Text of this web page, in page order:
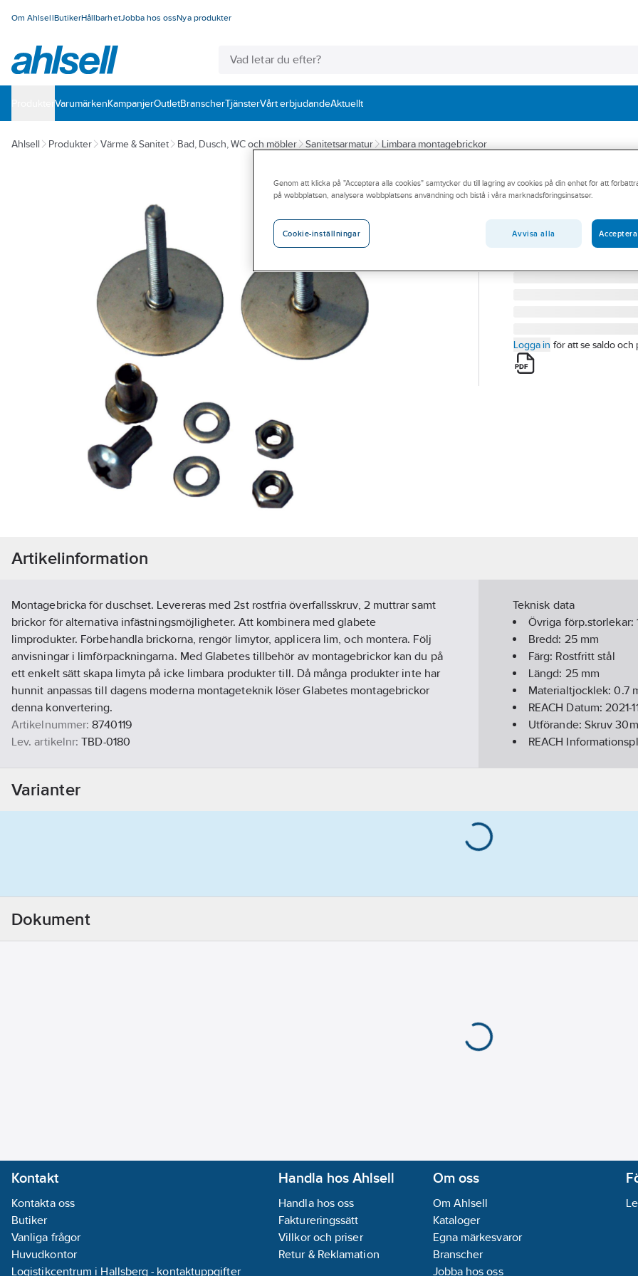
Om AhlsellButikerHållbarhetJobba hos ossNya produkter
VarumärkenKampanjerOutletBranscherTjänsterVårt erbjudandeAktuellt
Ahlsell Produkter Värme & Sanitet Bad, Dusch, WC och möbler Sanitetsarmatur Limbara montagebrickor
DESIGN4BATH
Montagebricka
DESIGN4BATH,
Artikelnummer:
8740119
TBD-0180
Logga in för att se saldo och
Artikelinformation
Montagebricka för duschset. Levereras med 2st rostfria överfallsskruv, 2 muttrar samt
brickor för alternativa infästningsmöjligheter. Att kombinera med glabete
limprodukter. Förbehandla brickorna, rengör limytor, applicera lim, och montera. Följ
anvisningar i limförpackningarna. Med Glabetes tillbehör av montagebrickor kan du på
ett enkelt sätt skapa limyta på icke limbara produkter till. Då många produkter inte har
hunnit anpassas till dagens moderna montageteknik löser Glabetes montagebrickor
denna konvertering.
Artikelnummer: 8740119
Lev. artikelnr: TBD-0180
Teknisk data
Övriga förp.storlekar:
Bredd: 25mm
Färg: Rostfritt stål
Längd: 25mm
Materialtjocklek:0.7
REACH Datum:2021-
Utförande: Skruv
REACH
Varianter
Dokument
Kontakt
Kontakta oss
Butiker
Vanliga frågor
Huvudkontor
Logistikcentrum i Hallsberg - kontaktuppgifter
Handla hos Ahlsell
Handla hos oss
Faktureringssätt
Villkor och priser
Retur & Reklamation
Om oss
Om Ahlsell
Kataloger
Egna märkesvaror
Branscher
Jobba hos oss
Genom att klicka på "Acceptera alla cookies" samtycker du till lagring av cookies på din enhet för att
på webbplatsen, analysera webbplatsens användning och bistå i våra marknadsföringsinsatser.
Cookie-inställningar Avvisa alla